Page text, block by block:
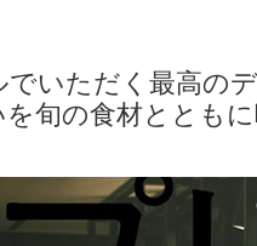
いただく最高のデ
旬の食材ととも